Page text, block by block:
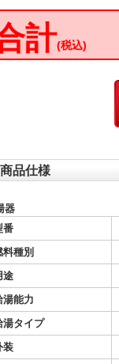
計(税込)
商品仕様
器
番
料種別
途
湯能力
湯タイプ
装